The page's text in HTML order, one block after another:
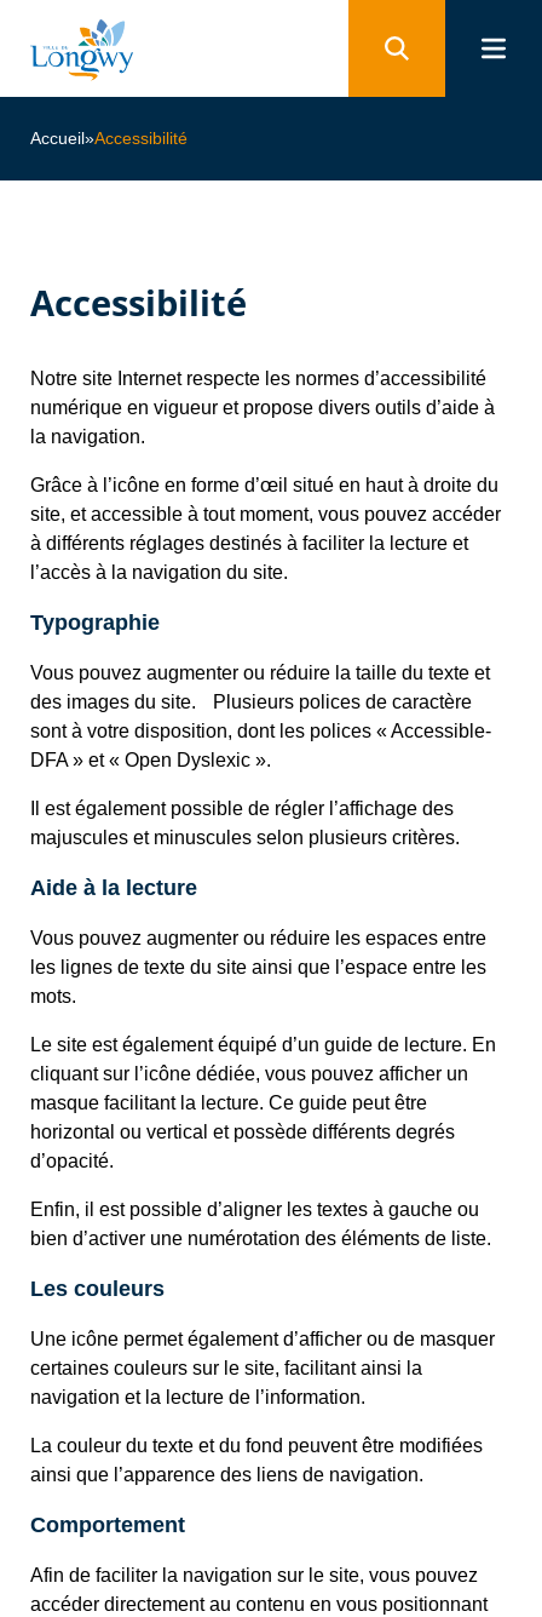
Accueil»Accessibilité
Accessibilité
Notre site Internet respecte les normes d’accessibilité
numérique en vigueur et propose divers outils d’aide à
la navigation.
Grâce à l’icône en forme d’œil situé en haut à droite du
site, et accessible à tout moment, vous pouvez accéder
à différents réglages destinés à faciliter la lecture et
l’accès à la navigation du site.
Typographie
Vous pouvez augmenter ou réduire la taille du texte et
des images du site. Plusieurs polices de caractère
sont à votre disposition, dont les polices « Accessible-
DFA » et « Open Dyslexic ».
Il est également possible de régler l’affichage des
majuscules et minuscules selon plusieurs critères.
Aide à la lecture
Vous pouvez augmenter ou réduire les espaces entre
les lignes de texte du site ainsi que l’espace entre les
mots.
Le site est également équipé d’un guide de lecture. En
cliquant sur l’icône dédiée, vous pouvez afficher un
masque facilitant la lecture. Ce guide peut être
horizontal ou vertical et possède différents degrés
d’opacité.
Enfin, il est possible d’aligner les textes à gauche ou
bien d’activer une numérotation des éléments de liste.
Les couleurs
Une icône permet également d’afficher ou de masquer
certaines couleurs sur le site, facilitant ainsi la
navigation et la lecture de l’information.
La couleur du texte et du fond peuvent être modifiées
ainsi que l’apparence des liens de navigation.
Comportement
Afin de faciliter la navigation sur le site, vous pouvez
accéder directement au contenu en vous positionnant
Panneau de gestion des cookies